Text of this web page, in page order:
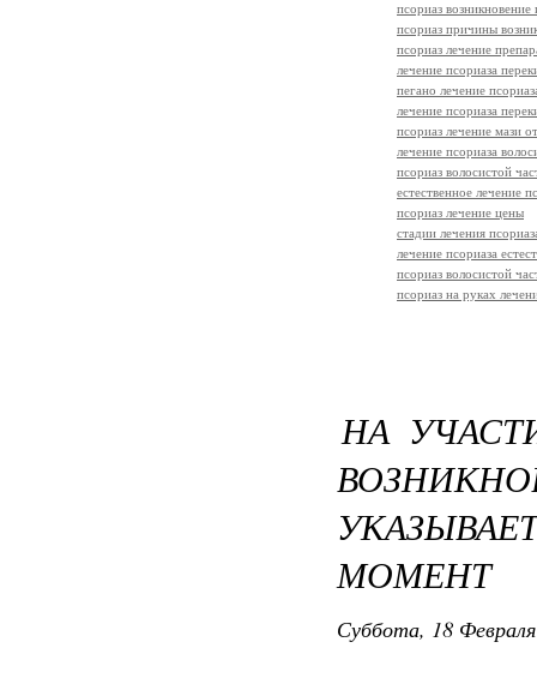
псориаз возникновение
псориаз причины
псориаз лечение
лечение псориаза
пегано лечение
лечение псориаза
псориаз лечение мази
лечение псориаза
псориаз волосистой
естественное лечение
псориаз лечение цены
стадии лечения
лечение псориаза
псориаз волосистой
псориаз на руках
НА
МОМЕНТ
Суббота, 18